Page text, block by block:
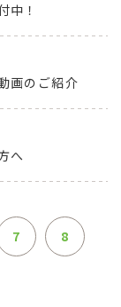
中！
画のご紹介
へ
7 8